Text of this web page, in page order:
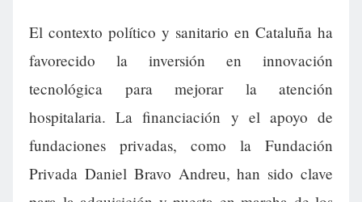
El contexto político y sanitario en Cataluña ha
favorecido la inversión en innovación
tecnológica para mejorar la atención
hospitalaria. La financiación y el apoyo de
fundaciones privadas, como la Fundación
Privada Daniel Bravo Andreu, han sido clave